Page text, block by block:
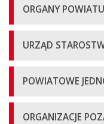
ORGANY POWIATU
URZĄD
POWIATOWE
ORGANIZACJE